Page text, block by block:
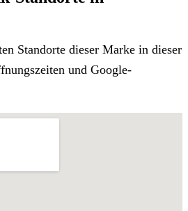
Standorte dieser Marke in dieser
und Google-